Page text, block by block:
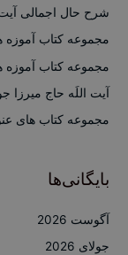
ب
ی
شرح حال اجمالی
مجموعه کتاب
مجموعه کتاب
آیت اللَه حاج میرزا
مجموعه کتاب های
بایگانی‌ها
آگوست 2026
جولای 2026